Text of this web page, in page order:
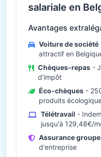
salariale en
Avantages
Voiture de société
attractif en
Chèques-repas -
d'impôt
Éco-chèques -
produits
Télétravail -
jusqu'à 129,48€/
Assurance groupe
d'entreprise